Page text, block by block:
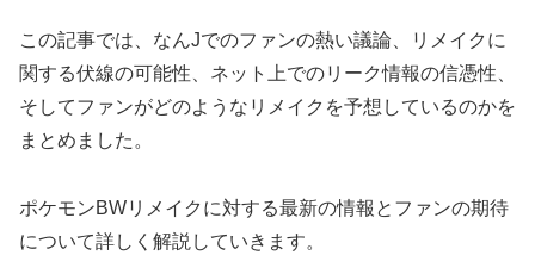
この記事では、なんJでのファンの熱い議論、リメイクに
関する伏線の可能性、ネット上でのリーク情報の信憑性、
そしてファンがどのようなリメイクを予想しているのかを
まとめました。
ポケモンBWリメイクに対する最新の情報とファンの期待
について詳しく解説していきます。